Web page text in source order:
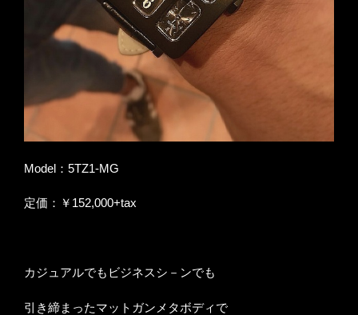
Model：5TZ1-MG
定価：￥152,000+tax
カジュアルでもビジネスシ－ンでも
引き締まったマットガンメタボディで